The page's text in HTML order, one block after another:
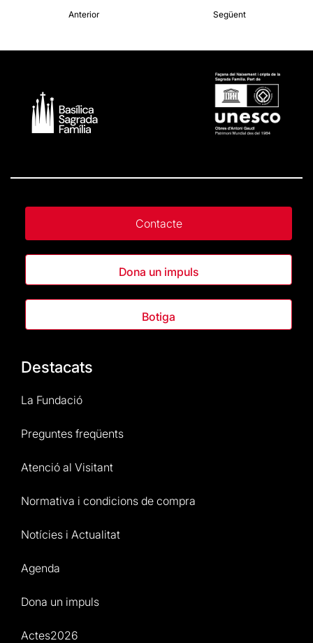
Anterior Següent
Contacte
Dona un impuls
Botiga
Destacats
La Fundació
Preguntes freqüents
Atenció al Visitant
Normativa i condicions de compra
Notícies i Actualitat
Agenda
Dona un impuls
Actes2026